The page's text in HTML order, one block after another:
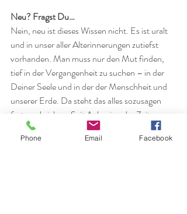
Neu? Fragst Du…
Nein, neu ist dieses Wissen nicht. Es ist uralt
und in unser aller Alterinnerungen zutiefst
vorhanden. Man muss nur den Mut finden,
tief in der Vergangenheit zu suchen – in der
Deiner Seele und in der der Menschheit und
unserer Erde. Da steht das alles sozusagen
festgeschrieben. Seit Anbeginn der Zeit.
Also… hast Du Lust, auszusteigen, Lust tiefer
Phone Email Facebook